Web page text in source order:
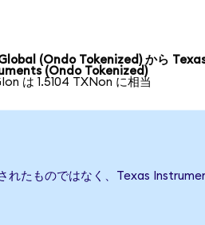
(Ondo Tokenized) から
(Ondo Tokenized)
は 1.5104 TXNon に相当
たものではなく、Texas